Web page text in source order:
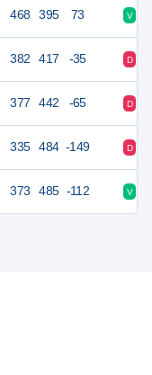
468 395 73 V
382 417 -35 D
377 442 -65 D
335 484 -149 D
373 485 -112 V